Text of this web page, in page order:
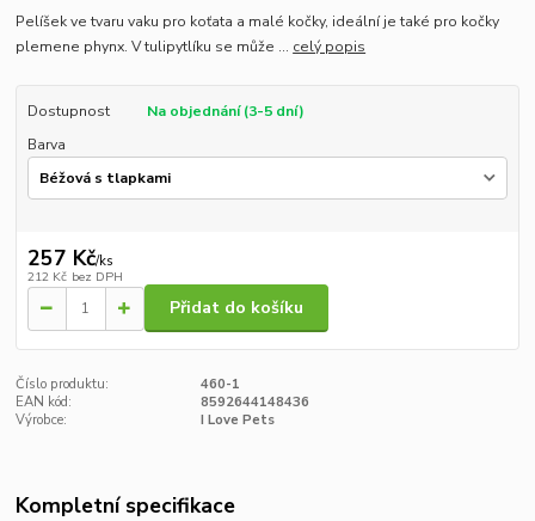
Pelíšek ve tvaru vaku pro koťata a malé kočky, ideální je také pro kočky
plemene phynx. V tulipytlíku se může ... celý popis
Dostupnost
Na objednání (3-5 dní)
Barva
257 Kč/ks
212 Kč bez DPH
Přidat do košíku
Číslo produktu:
460-1
EAN kód:
8592644148436
Výrobce:
I Love Pets
Kompletní specifikace